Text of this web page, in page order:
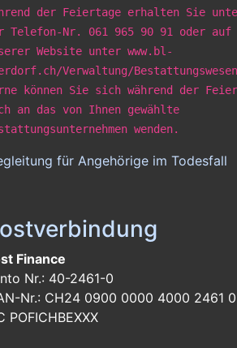
der Feiertage erhalten Sie
Telefon-Nr. 061 965 90 91 oder auf
Website unter www.bl-
Verwaltung/
können Sie sich während der
an das von Ihnen gewählte
wenden.
für Angehörige im Todesfall
Finance
Nr.: 40-2461-0
Nr.: CH24 0900 0000 4000 2461 0
POFICHBEXXX